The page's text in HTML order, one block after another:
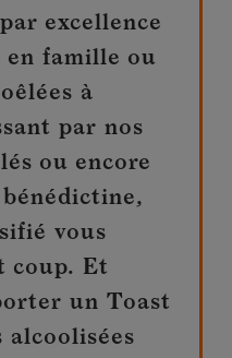
excellence
en famille ou
à
par nos
ou encore
vous
coup. Et
un Toast
alcoolisées